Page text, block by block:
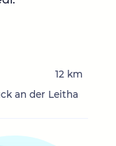
an der Leitha
12 km